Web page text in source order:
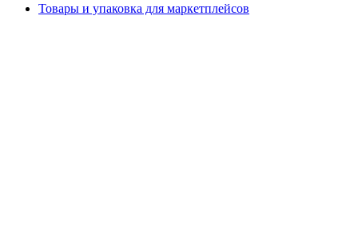
Товары и упаковка для маркетплейсов